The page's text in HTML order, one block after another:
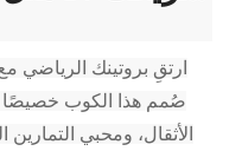
صُمم هذا الكوب خصيصًا
الأثقال، ومحبي